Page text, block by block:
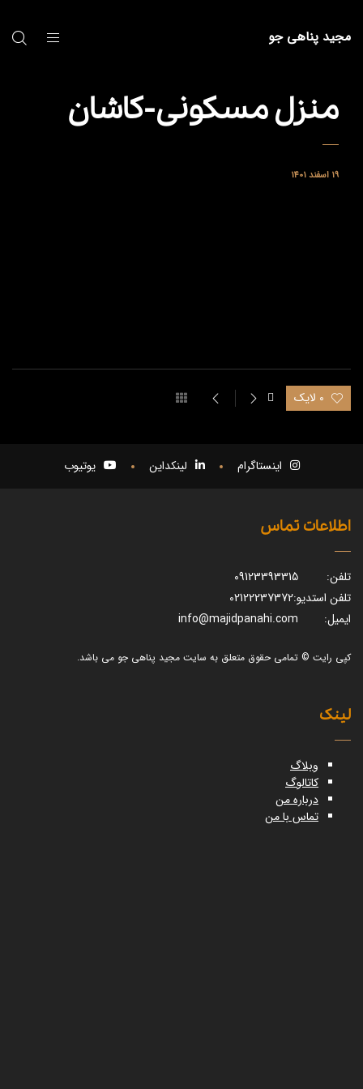
مجید پناهی جو
منزل مسکونی-کاشان
19 اسفند 1401
0 لایک
اینستاگرام لینکداین یوتیوب
اطلاعات تماس
تلفن:
09123393315
تلفن استدیو:02122237372
ایمیل:
info@majidpanahi.com
کپی رایت © تمامی حقوق متعلق به سایت مجید پناهی جو می باشد.
لینک
وبلاگ
کاتالوگ
درباره من
تماس با من